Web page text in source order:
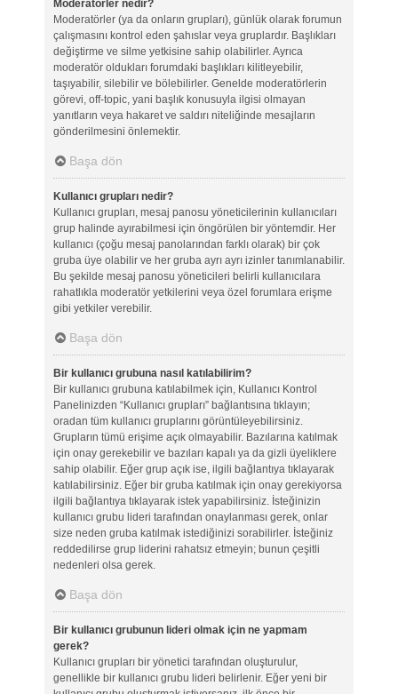
Moderatörler nedir?
Moderatörler (ya da onların grupları), günlük olarak forumun
çalışmasını kontrol eden şahıslar veya gruplardır. Başlıkları
değiştirme ve silme yetkisine sahip olabilirler. Ayrıca
moderatör oldukları forumdaki başlıkları kilitleyebilir,
taşıyabilir, silebilir ve bölebilirler. Genelde moderatörlerin
görevi, off-topic, yani başlık konusuyla ilgisi olmayan
yanıtların veya hakaret ve saldırı niteliğinde mesajların
gönderilmesini önlemektir.
Başa dön
Kullanıcı grupları nedir?
Kullanıcı grupları, mesaj panosu yöneticilerinin kullanıcıları
grup halinde ayırabilmesi için öngörülen bir yöntemdir. Her
kullanıcı (çoğu mesaj panolarından farklı olarak) bir çok
gruba üye olabilir ve her gruba ayrı ayrı izinler tanımlanabilir.
Bu şekilde mesaj panosu yöneticileri belirli kullanıcılara
rahatlıkla moderatör yetkilerini veya özel forumlara erişme
gibi yetkiler verebilir.
Başa dön
Bir kullanıcı grubuna nasıl katılabilirim?
Bir kullanıcı grubuna katılabilmek için, Kullanıcı Kontrol
Panelinizden “Kullanıcı grupları” bağlantısına tıklayın;
oradan tüm kullanıcı gruplarını görüntüleyebilirsiniz.
Grupların tümü erişime açık olmayabilir. Bazılarına katılmak
için onay gerekebilir ve bazıları kapalı ya da gizli üyeliklere
sahip olabilir. Eğer grup açık ise, ilgili bağlantıya tıklayarak
katılabilirsiniz. Eğer bir gruba katılmak için onay gerekiyorsa
ilgili bağlantıya tıklayarak istek yapabilirsiniz. İsteğinizin
kullanıcı grubu lideri tarafından onaylanması gerek, onlar
size neden gruba katılmak istediğinizi sorabilirler. İsteğiniz
reddedilirse grup liderini rahatsız etmeyin; bunun çeşitli
nedenleri olsa gerek.
Başa dön
Bir kullanıcı grubunun lideri olmak için ne yapmam
gerek?
Kullanıcı grupları bir yönetici tarafından oluşturulur,
genellikle bir kullanıcı grubu lideri belirlenir. Eğer yeni bir